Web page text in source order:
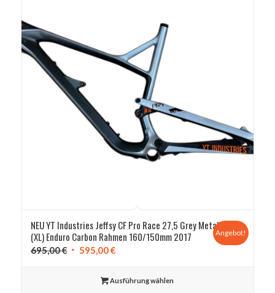
NEU YT Industries Jeffsy CF Pro Race 27,5 Grey Metal
(XL) Enduro Carbon Rahmen 160/150mm 2017
695,00€ Ursprünglicher
595,00€Aktueller
ist:
Angebot!
Ausführung wählen